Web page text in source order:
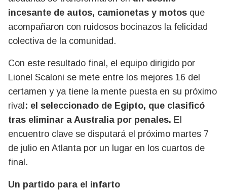
incesante de autos, camionetas y motos que
acompañaron con ruidosos bocinazos la felicidad
colectiva de la comunidad.
Con este resultado final, el equipo dirigido por
Lionel Scaloni se mete entre los mejores 16 del
certamen y ya tiene la mente puesta en su próximo
rival : el seleccionado de Egipto, que clasificó
tras eliminar a Australia por penales. El
encuentro clave se disputará el próximo martes 7
de julio en Atlanta por un lugar en los cuartos de
final.
Un partido para el infarto